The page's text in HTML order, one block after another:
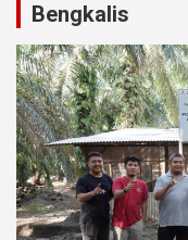
Bengkalis